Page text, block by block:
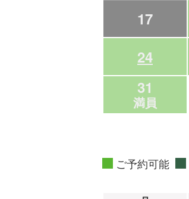
17
24
31
満員
ご予約可能